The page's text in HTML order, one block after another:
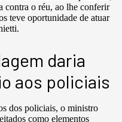
contra o réu, ao lhe conferir
teve oportunidade de atuar
daria
aos policiais
dos policiais, o ministro
como elementos